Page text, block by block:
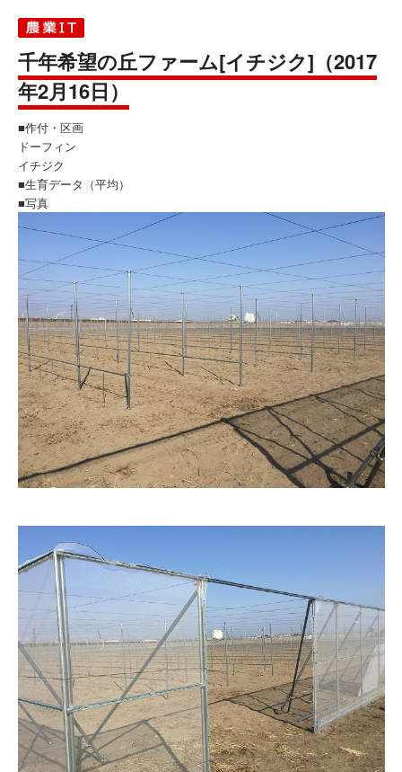
千年希望の丘ファーム[イチジク]（2017
年2月16日）
■作付・区画
ドーフィン
イチジク
■生育データ（平均）
■写真